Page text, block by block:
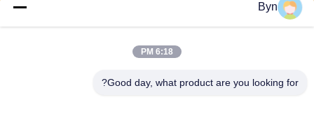
Byn
6:18 PM
Good day, what product are you looking for?